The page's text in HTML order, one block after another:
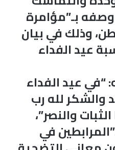
بـ”مؤامرة
وذلك في بيان
عيد الفداء
“في عيد الفداء
والشكر لله رب
والنصر”،
في